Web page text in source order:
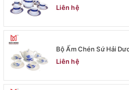
Liên hệ
Bộ Ấm Chén Sứ Hải
Liên hệ